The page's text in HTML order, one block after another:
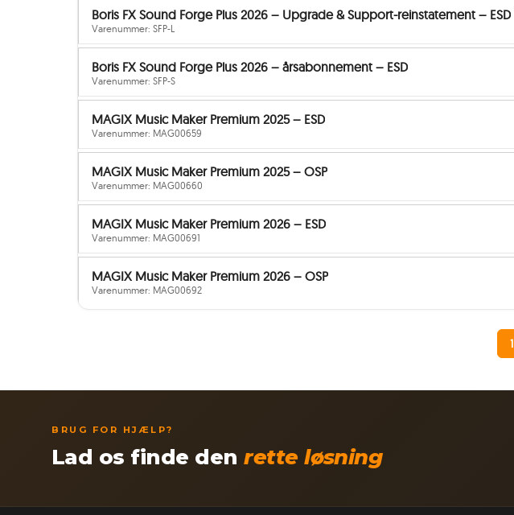
Boris FX Sound Forge Plus 2026 – Upgrade & Support-reinstatement – ESD
Varenummer: SFP-L
Boris FX Sound Forge Plus 2026 – årsabonnement – ESD
Varenummer: SFP-S
MAGIX Music Maker Premium 2025 – ESD
Varenummer: MAG00659
MAGIX Music Maker Premium 2025 – OSP
Varenummer: MAG00660
MAGIX Music Maker Premium 2026 – ESD
Varenummer: MAG00691
MAGIX Music Maker Premium 2026 – OSP
Varenummer: MAG00692
1
BRUG FOR HJÆLP?
Lad os finde denrette løsning